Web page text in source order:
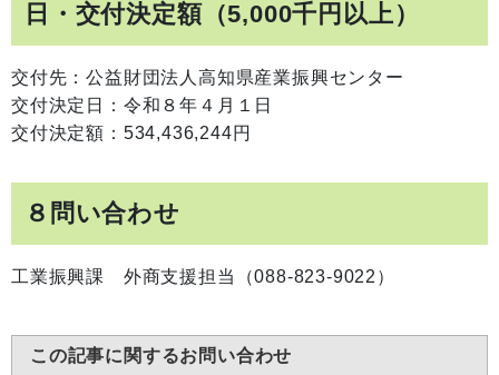
日・交付決定額（5,000千円以上）
交付先：公益財団法人高知県産業振興センター
交付決定日：令和８年４月１日
交付決定額：534,436,244円
８問い合わせ
工業振興課 外商支援担当（088-823-9022）
この記事に関するお問い合わせ